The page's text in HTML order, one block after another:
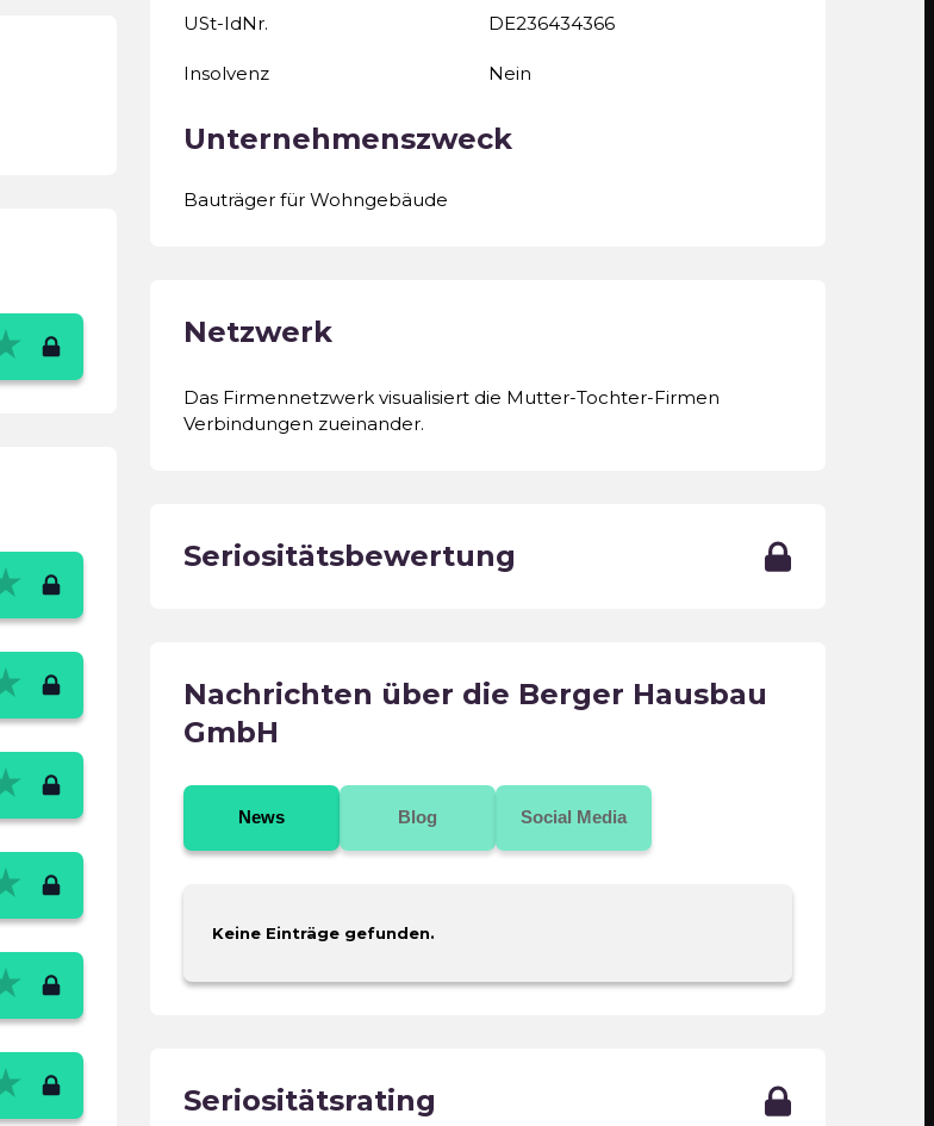
USt-IdNr. DE236434366
Insolvenz Nein
Unternehmenszweck
Bauträger für Wohngebäude
Netzwerk
Das Firmennetzwerk visualisiert die Mutter-Tochter-Firmen
Verbindungen zueinander.
Seriositätsbewertung
Nachrichten über die Berger Hausbau
GmbH
News Blog Social Media
Keine Einträge gefunden.
Seriositätsrating